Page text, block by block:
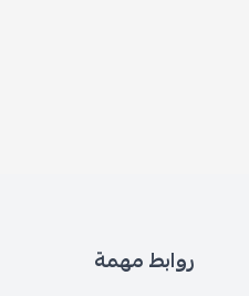
روابط مهمة